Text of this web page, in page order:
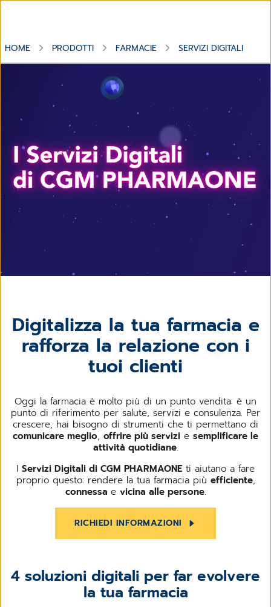
HOME PRODOTTI FARMACIE SERVIZI DIGITALI
Digitalizza la tua farmacia e
rafforza la relazione con i
tuoi clienti
Oggi la farmacia è molto più di un punto vendita: è un
punto di riferimento per salute, servizi e consulenza. Per
crescere, hai bisogno di strumenti che ti permettano di
comunicare meglio, offrire più servizi e semplificare le
attività quotidiane.
I Servizi Digitali di CGM PHARMAONE ti aiutano a fare
proprio questo: rendere la tua farmacia più efficiente,
connessa e vicina alle persone.
RICHIEDI INFORMAZIONI
4 soluzioni digitali per far evolvere
la tua farmacia